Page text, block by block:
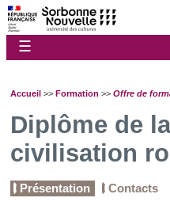
☰
Accueil >> Formation >> Offre de
Diplôme de
civilisation
Présentation Contacts